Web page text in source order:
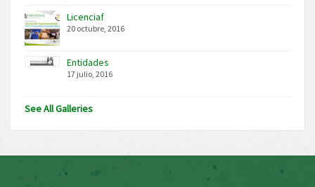
Licenciaf
20 octubre, 2016
Entidades
17 julio, 2016
See All Galleries